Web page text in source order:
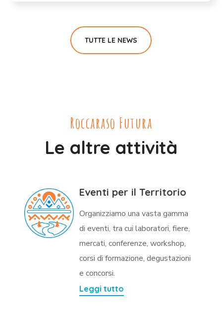
TUTTE LE NEWS
Roccaraso Futura
Le altre attività
Eventi per il Territorio
Organizziamo una vasta gamma
di eventi, tra cui laboratori, fiere,
mercati, conferenze, workshop,
corsi di formazione, degustazioni
e concorsi.
Leggi tutto